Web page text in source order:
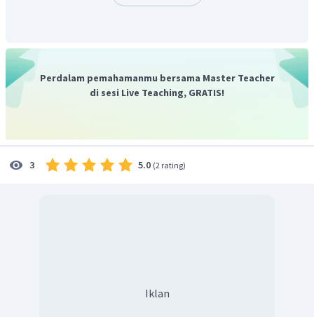
Timur atau Bintang Kejora karena kadang-kadang
Jadi, jawaban yang tepat adalah D.
Perdalam pemahamanmu bersama Master Teacher
di sesi Live Teaching, GRATIS!
3 5.0 (2 rating)
Iklan